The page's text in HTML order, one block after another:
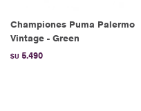
Championes Puma Palermo
Vintage - Green
$U 5.490